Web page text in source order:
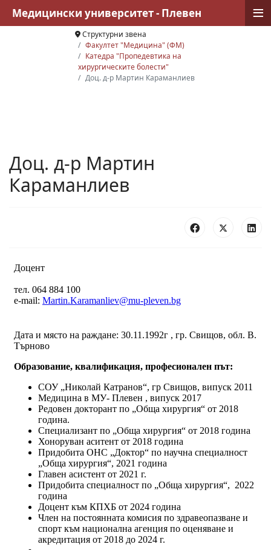
Структурни звена
Факултет "Медицина" (ФМ)
Катедра "Пропедевтика на
хирургическите болести"
Доц. д-р Мартин Караманлиев
Доц. д-р Мартин
Караманлиев
Медицински университет - Плевен ≡